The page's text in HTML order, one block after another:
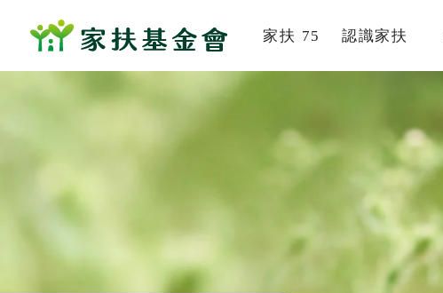
家扶 75
家的故事
認識家扶
組織架構
董事及監察人
社會責信
歷史沿革